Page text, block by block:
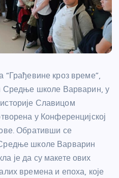
“Грађевине кроз време”,
Средње школе Варварин, у
Славицом
у Конференцијској
Обративши се
школе Варварин
је да су макете ових
времена и епоха, које